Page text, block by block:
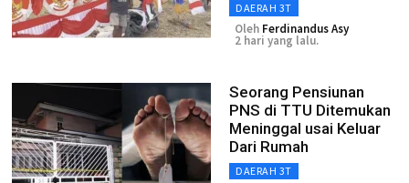
DAERAH 3T
Oleh Ferdinandus Asy
2 hari yang lalu.
Seorang Pensiunan
PNS di TTU Ditemukan
Meninggal usai Keluar
Dari Rumah
DAERAH 3T